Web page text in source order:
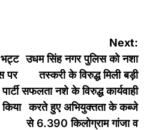
पर
Next:
उधम सिंह नगर पुलिस को नशा
तस्करी के विरुद्ध मिली बड़ी
सफलता नशे के विरुद्ध कार्यवाही
करते हुए अभियुक्तता के कब्जे
से 6.390 किलोग्राम गांजा व